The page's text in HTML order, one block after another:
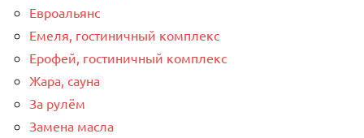
Евроальянс
Емеля, гостиничный комплекс
Ерофей, гостиничный комплекс
Жара, сауна
За рулём
Замена масла